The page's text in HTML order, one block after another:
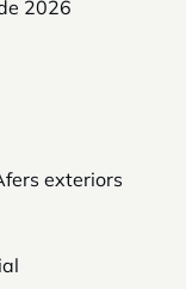
2026
exteriors